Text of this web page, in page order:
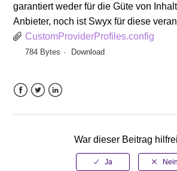
garantiert weder für die Güte von
Anbieter, noch ist Swyx für diese
CustomProviderProfiles.config
784 Bytes Download
War dieser Beitrag